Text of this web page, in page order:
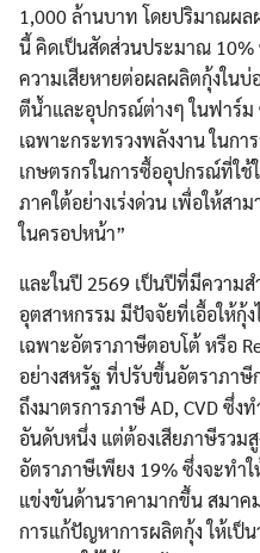
1,000 ล้านบาท โดยปริมาณผ
นี้ คิดเป็นสัดส่วนประมาณ
ความเสียหายต่อผลผลิตกุ้งในบ่
ตีน้ำและอุปกรณ์ต่างๆ ในฟาร์ม
เฉพาะกระทรวงพลังงาน ในก
เกษตรกรในการซื้ออุปกรณ์ที่ใช้
ภาคใต้อย่างเร่งด่วน เพื่อให้สา
ในครอปหน้า”
และในปี 2569 เป็นปีที่มีความ
อุตสาหกรรม มีปัจจัยที่เอื้อให้กุ้
เฉพาะอัตราภาษีตอบโต้ หรือ
อย่างสหรัฐ ที่ปรับขึ้นอัตราภาษี
ถึงมาตรการภาษี AD, CVD ซึ่ง
อันดับหนึ่ง แต่ต้องเสียภาษีรวม
อัตราภาษีเพียง 19% ซึ่งจะทำ
แข่งขันด้านราคามากขึ้น สมาค
การแก้ปัญหาการผลิตกุ้ง ให้เป็